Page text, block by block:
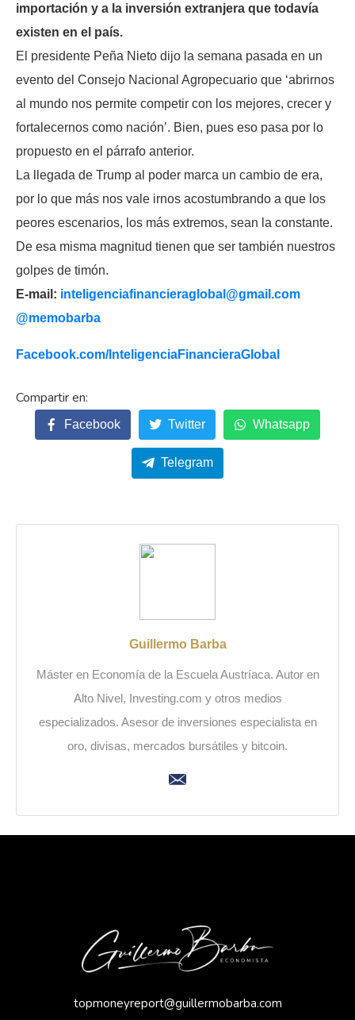
importación y a la inversión extranjera que todavía
existen en el país.
El presidente Peña Nieto dijo la semana pasada en un
evento del Consejo Nacional Agropecuario que ‘abrirnos
al mundo nos permite competir con los mejores, crecer y
fortalecernos como nación’. Bien, pues eso pasa por lo
propuesto en el párrafo anterior.
La llegada de Trump al poder marca un cambio de era,
por lo que más nos vale irnos acostumbrando a que los
peores escenarios, los más extremos, sean la constante.
De esa misma magnitud tienen que ser también nuestros
golpes de timón.
E-mail: inteligenciafinancieraglobal@gmail.com
@memobarba
Facebook.com/InteligenciaFinancieraGlobal
Facebook Twitter Whatsapp
Telegram
Guillermo Barba
Máster en Economía de la Escuela Austríaca. Autor en
Alto Nivel, Investing.com y otros medios
especializados. Asesor de inversiones especialista en
oro, divisas, mercados bursátiles y bitcoin.
topmoneyreport@guillermobarba.com